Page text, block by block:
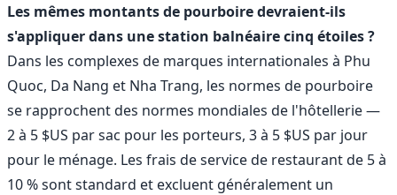
Les mêmes montants de pourboire devraient-ils
s'appliquer dans une station balnéaire cinq étoiles ?
Dans les complexes de marques internationales à Phu
Quoc, Da Nang et Nha Trang, les normes de pourboire
se rapprochent des normes mondiales de l'hôtellerie —
2 à 5 $US par sac pour les porteurs, 3 à 5 $US par jour
pour le ménage. Les frais de service de restaurant de 5 à
10 % sont standard et excluent généralement un